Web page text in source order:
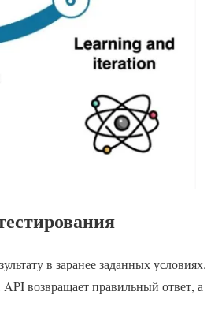
в заранее заданных условиях.
возвращает правильный ответ, а